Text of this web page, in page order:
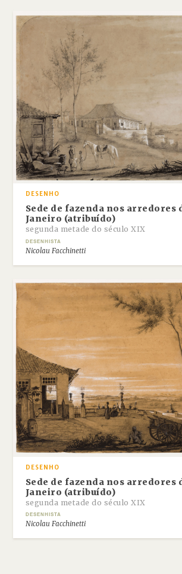
DESENHO
Sede de fazenda nos arredores
Janeiro (atribuído)
segunda metade do século XIX
DESENHISTA
Nicolau Facchinetti
DESENHO
Sede de fazenda nos arredores
Janeiro (atribuído)
segunda metade do século XIX
DESENHISTA
Nicolau Facchinetti